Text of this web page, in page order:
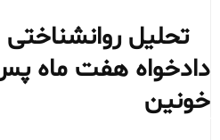
تحلیل
دادخواه هفت ماه
خونین